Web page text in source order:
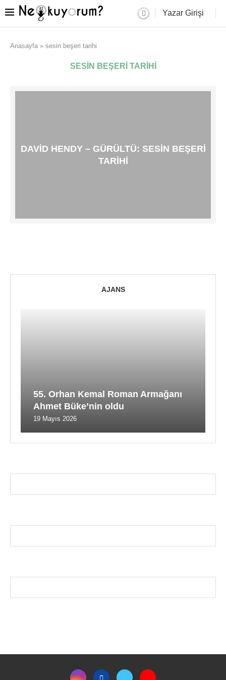
Yazar Girişi
Anasayfa » sesin beşeri tarihi
SESIN BEŞERI TARIHI
DAVID HENDY – GÜRÜLTÜ: SESIN BEŞERI
TARIHI
AJANS
55. Orhan Kemal Roman Armağanı
Ahmet Büke’nin oldu
19 Mayıs 2026